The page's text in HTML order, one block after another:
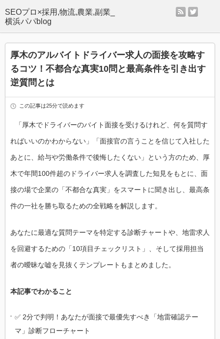
SEOプロ×採用,物流,農業,副業_
横浜パパblog
rss
厚木のアルバイトドライバー求人の面接を攻略す
るコツ！不都合な真実10問と最高条件を引き出す
逆質問とは
この記事は25分で読めます
「厚木でドライバーのバイト面接を受けるけれど、何を質問す
ればいいのかわからない」「面接官の言うことを信じて入社した
あとに、給与や労働条件で後悔したくない」という方のため、厚
木で年間100件超のドライバー求人を調査した知見をもとに、面
接の場で企業の「不都合な真実」をスマートに聞き出し、最高条
件の一社を勝ち取るための全戦略を解説します。
あなたに最適な質問テーマを特定する診断チャートや、地雷求人
を回避するための「10項目チェックリスト」、そして採用担当
者の曖昧な嘘を見抜くテンプレートもまとめました。
本記事でわかること
✅ 2分で判明！あなたが面接で最優先すべき「地雷確認テー
マ」診断フローチャート